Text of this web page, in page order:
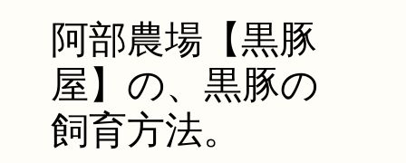
阿部農場【黒豚
屋】の、黒豚の
飼育方法。